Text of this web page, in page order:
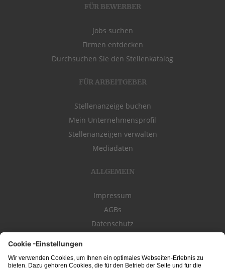
FÜR BEWERBER
Jobs suchen
Firmen entdecken
Durchsuchen Sie den Stellenkatalog
FÜR ARBEITGEBER
Stellenanzeige buchen
Mein Unternehmensprofil
Stellenanzeigen verwalten
Mediadaten
ALLGEMEIN
Impressum
AGBs
Datenschutz